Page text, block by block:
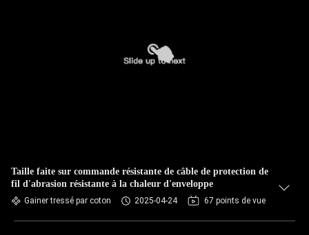
Taille faite sur commande résistante de câble de protection de
fil d'abrasion résistante à la chaleur d'enveloppe
Gainer tressé par coton 2025-04-24 67 points de vue